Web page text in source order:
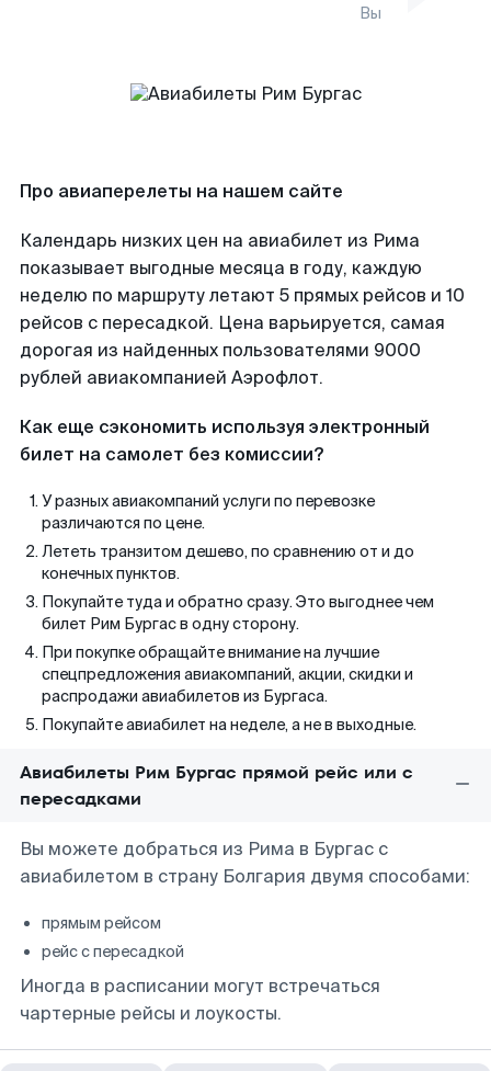
Вы
Про авиаперелеты на нашем сайте
Календарь низких цен на авиабилет из Рима
показывает выгодные месяца в году, каждую
неделю по маршруту летают 5 прямых рейсов и 10
рейсов с пересадкой. Цена варьируется, самая
дорогая из найденных пользователями 9000
рублей авиакомпанией Аэрофлот.
Как еще сэкономить используя электронный
билет на самолет без комиссии?
У разных авиакомпаний услуги по перевозке
различаются по цене.
Лететь транзитом дешево, по сравнению от и до
конечных пунктов.
Покупайте туда и обратно сразу. Это выгоднее чем
билет Рим Бургас в одну сторону.
При покупке обращайте внимание на лучшие
спецпредложения авиакомпаний, акции, скидки и
распродажи авиабилетов из Бургаса.
Покупайте авиабилет на неделе, а не в выходные.
Авиабилеты Рим Бургас прямой рейс или с
пересадками
Вы можете добраться из Рима в Бургас с
авиабилетом в страну Болгария двумя способами:
прямым рейсом
рейс с пересадкой
Иногда в расписании могут встречаться
чартерные рейсы и лоукосты.